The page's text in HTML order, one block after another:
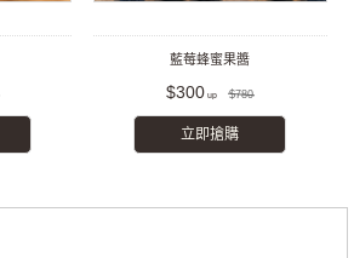
藍莓蜂蜜果醬
$300 $780
立即搶購